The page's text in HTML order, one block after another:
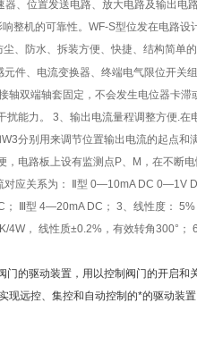
、位置发送电路、放大电路及输出电
整机的可靠性。WF-S型位发在电路设
、防水、拆装方便、快捷、结构简单
件、电流变换器、终端电气限位开关
双端轴套固定，不会发生电位器卡滞
能力。 3、输出电流量程调整方便.在
分别用来调节位置输出电流的起点和
电路板上设有监测点P、M，在不断
对应关系为： Ⅱ型 0—10mA DC 0—1V
Ⅲ型 4—20mA DC； 3、线性度： 5%
， 线性质±0.2%，有效转角300°； 6
门的驱动装置，用以控制阀门的开启和
远控、集控和自动控制的*的驱动装